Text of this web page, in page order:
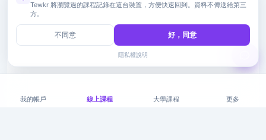
我的帳戶 線上課程 大學課程 更多
Tewkr 將瀏覽過的課程記錄在這台裝置，方便快速回到。資料不傳送給第三
方。
不同意 好，同意
隱私權說明